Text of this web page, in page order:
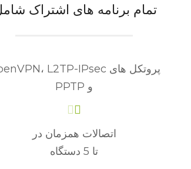
تمام برنامه های اشتراک
پروتکل های OpenVPN، L2TP-IPsec
و PPTP
اتصالات همزمان در
تا 5 دستگاه